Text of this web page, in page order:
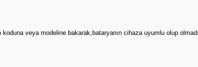
koduna veya modeline bakarak,bataryanın cihaza uyumlu olup